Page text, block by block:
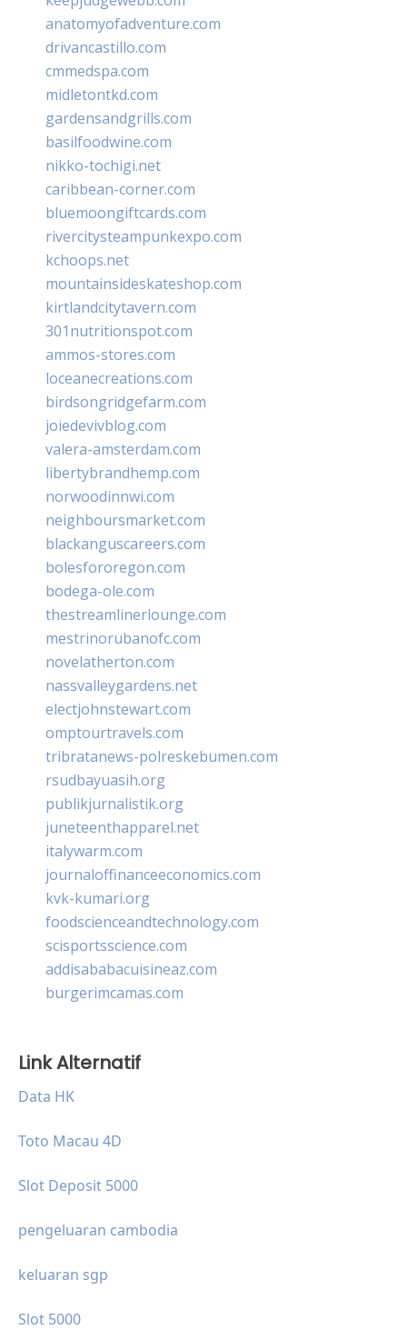
anatomyofadventure.com
drivancastillo.com
cmmedspa.com
midletontkd.com
gardensandgrills.com
basilfoodwine.com
nikko-tochigi.net
caribbean-corner.com
bluemoongiftcards.com
rivercitysteampunkexpo.com
kchoops.net
mountainsideskateshop.com
kirtlandcitytavern.com
301nutritionspot.com
ammos-stores.com
loceanecreations.com
birdsongridgefarm.com
joiedevivblog.com
valera-amsterdam.com
libertybrandhemp.com
norwoodinnwi.com
neighboursmarket.com
blackanguscareers.com
bolesfororegon.com
bodega-ole.com
thestreamlinerlounge.com
mestrinorubanofc.com
novelatherton.com
nassvalleygardens.net
electjohnstewart.com
omptourtravels.com
tribratanews-polreskebumen.com
rsudbayuasih.org
publikjurnalistik.org
juneteenthapparel.net
italywarm.com
journaloffinanceeconomics.com
kvk-kumari.org
foodscienceandtechnology.com
scisportsscience.com
addisababacuisineaz.com
burgerimcamas.com
Link Alternatif
Data HK
Toto Macau 4D
Slot Deposit 5000
pengeluaran cambodia
keluaran sgp
Slot 5000